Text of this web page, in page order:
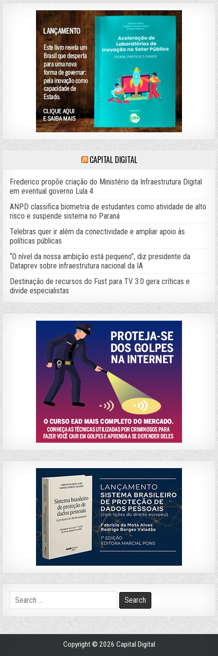
CAPITAL DIGITAL
Frederico propõe criação do Ministério da Infraestrutura Digital
em eventual governo Lula 4
ANPD classifica biometria de estudantes como atividade de alto
risco e suspende sistema no Paraná
Telebras quer ir além da conectividade e ampliar apoio às
políticas públicas
“O nível da nossa ambição está pequeno”, diz presidente da
Dataprev sobre infraestrutura nacional da IA
Destinação de recursos do Fust para TV 3.0 gera críticas e
divide especialistas
Search
for:
Copyright © 2026 Capital Digital